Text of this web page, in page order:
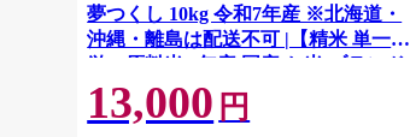
夢つくし 10kg 令和7年産 ※北海道・
沖縄・離島は配送不可 |【精米 単一米
単一原料米 7年産 国産 お米 ブランド
米 5kg × 2 ゆめつくし】CY009_01
13,000 円